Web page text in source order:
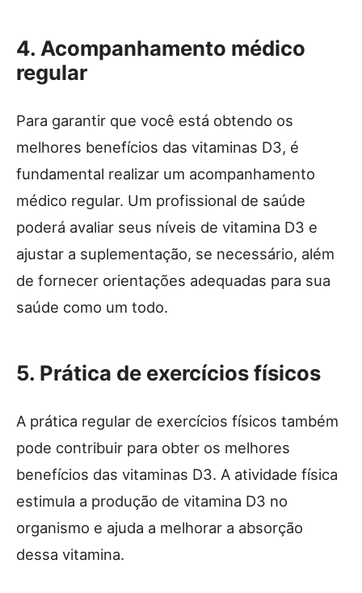
4. Acompanhamento médico
regular
Para garantir que você está obtendo os
melhores benefícios das vitaminas D3, é
fundamental realizar um acompanhamento
médico regular. Um profissional de saúde
poderá avaliar seus níveis de vitamina D3 e
ajustar a suplementação, se necessário, além
de fornecer orientações adequadas para sua
saúde como um todo.
5. Prática de exercícios físicos
A prática regular de exercícios físicos também
pode contribuir para obter os melhores
benefícios das vitaminas D3. A atividade física
estimula a produção de vitamina D3 no
organismo e ajuda a melhorar a absorção
dessa vitamina.